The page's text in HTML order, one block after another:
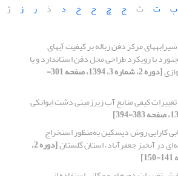
پ ت ث ج چ ح خ د ذ ر ز ژ
مرکز دفن زباله بر کیفیت آب‏های
با رویکرد طراحی محل دفن استاندارد و یا
[دوره 2، شماره 3، 1394، صفحه 301-
کیفی منابع آب زیر‌زمینی دشت ایوانکی
کارایی روش دیسکین به‌منظور استخراج
در آبخیز جعفرآباد، استان گلستان [دوره 2،